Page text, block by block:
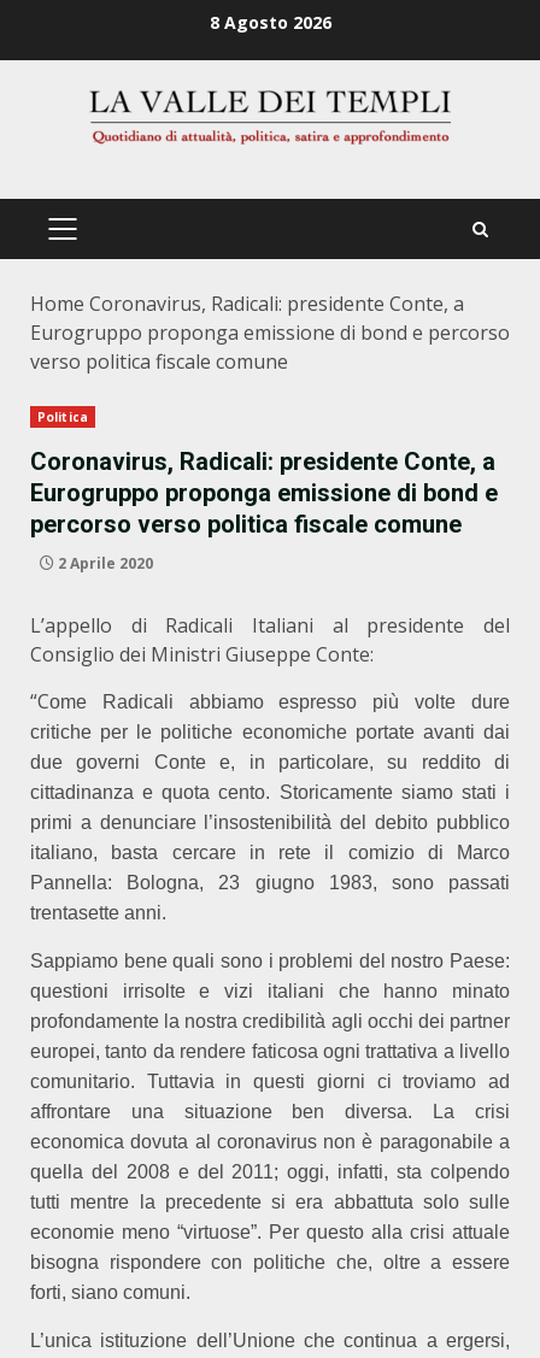
8 Agosto 2026
PRIMÄRES
Home Coronavirus, Radicali: presidente Conte, a
Eurogruppo proponga emissione di bond e percorso
verso politica fiscale comune
Politica
Coronavirus, Radicali: presidente Conte, a
Eurogruppo proponga emissione di bond e
percorso verso politica fiscale comune
2 Aprile 2020
L’appello di Radicali Italiani al presidente del
Consiglio dei Ministri Giuseppe Conte:
“Come Radicali abbiamo espresso più volte dure
critiche per le politiche economiche portate avanti dai
due governi Conte e, in particolare, su reddito di
cittadinanza e quota cento. Storicamente siamo stati i
primi a denunciare l’insostenibilità del debito pubblico
italiano, basta cercare in rete il comizio di Marco
Pannella: Bologna, 23 giugno 1983, sono passati
trentasette anni.
Sappiamo bene quali sono i problemi del nostro Paese:
questioni irrisolte e vizi italiani che hanno minato
profondamente la nostra credibilità agli occhi dei partner
europei, tanto da rendere faticosa ogni trattativa a livello
comunitario. Tuttavia in questi giorni ci troviamo ad
affrontare una situazione ben diversa. La crisi
economica dovuta al coronavirus non è paragonabile a
quella del 2008 e del 2011; oggi, infatti, sta colpendo
tutti mentre la precedente si era abbattuta solo sulle
economie meno “virtuose”. Per questo alla crisi attuale
bisogna rispondere con politiche che, oltre a essere
forti, siano comuni.
L’unica istituzione dell’Unione che continua a ergersi,